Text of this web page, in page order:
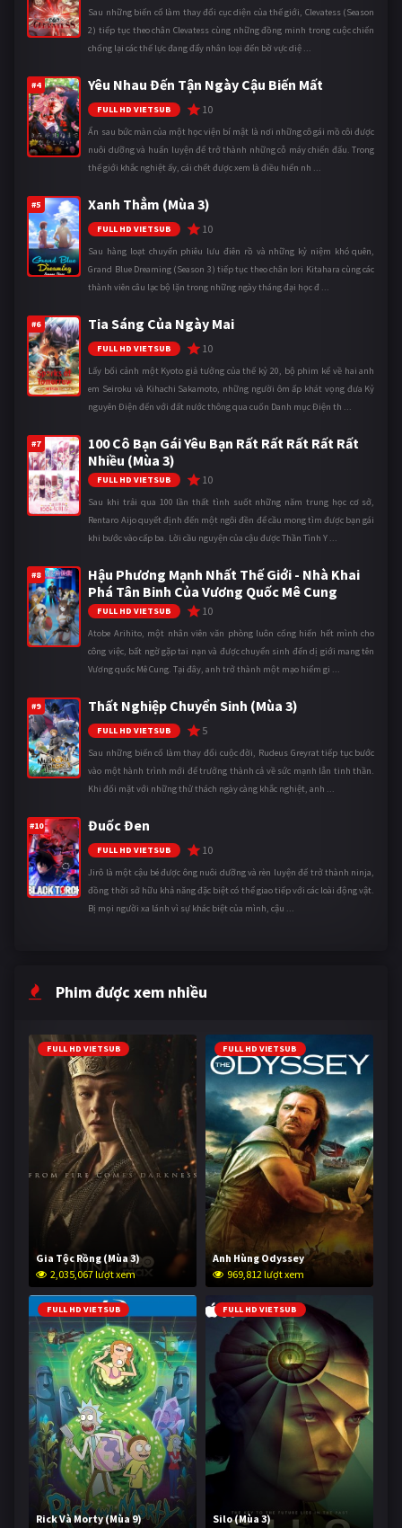
Sau những biến cố làm thay đổi cục diện của thế giới, Clevatess (Season
2) tiếp tục theo chân Clevatess cùng những đồng minh trong cuộc chiến
chống lại các thế lực đang đẩy nhân loại đến bờ vực diệ ...
#4 Yêu Nhau Đến Tận Ngày Cậu Biến Mất
FULL HD VIETSUB 10
Ẩn sau bức màn của một học viện bí mật là nơi những cô gái mồ côi được
nuôi dưỡng và huấn luyện để trở thành những cỗ máy chiến đấu. Trong
thế giới khắc nghiệt ấy, cái chết được xem là điều hiển nh ...
#5 Xanh Thẳm (Mùa 3)
FULL HD VIETSUB 10
Sau hàng loạt chuyến phiêu lưu điên rồ và những kỷ niệm khó quên,
Grand Blue Dreaming (Season 3) tiếp tục theo chân Iori Kitahara cùng các
thành viên câu lạc bộ lặn trong những ngày tháng đại học đ ...
#6 Tia Sáng Của Ngày Mai
FULL HD VIETSUB 10
Lấy bối cảnh một Kyoto giả tưởng của thế kỷ 20, bộ phim kể về hai anh
em Seiroku và Kihachi Sakamoto, những người ôm ấp khát vọng đưa Kỷ
nguyên Điện đến với đất nước thông qua cuốn Danh mục Điện th ...
#7
100 Cô Bạn Gái Yêu Bạn Rất Rất Rất Rất Rất
Nhiều (Mùa 3)
FULL HD VIETSUB 10
Sau khi trải qua 100 lần thất tình suốt những năm trung học cơ sở,
Rentaro Aijo quyết định đến một ngôi đền để cầu mong tìm được bạn gái
khi bước vào cấp ba. Lời cầu nguyện của cậu được Thần Tình Y ...
#8
Hậu Phương Mạnh Nhất Thế Giới - Nhà Khai
Phá Tân Binh Của Vương Quốc Mê Cung
FULL HD VIETSUB 10
Atobe Arihito, một nhân viên văn phòng luôn cống hiến hết mình cho
công việc, bất ngờ gặp tai nạn và được chuyển sinh đến dị giới mang tên
Vương quốc Mê Cung. Tại đây, anh trở thành một mạo hiểm gi ...
#9 Thất Nghiệp Chuyển Sinh (Mùa 3)
FULL HD VIETSUB 5
Sau những biến cố làm thay đổi cuộc đời, Rudeus Greyrat tiếp tục bước
vào một hành trình mới để trưởng thành cả về sức mạnh lẫn tinh thần.
Khi đối mặt với những thử thách ngày càng khắc nghiệt, anh ...
#10 Đuốc Đen
FULL HD VIETSUB 10
Jirô là một cậu bé được ông nuôi dưỡng và rèn luyện để trở thành ninja,
đồng thời sở hữu khả năng đặc biệt có thể giao tiếp với các loài động vật.
Bị mọi người xa lánh vì sự khác biệt của mình, cậu ...
Phim được xem nhiều
FULL HD VIETSUB
Gia Tộc Rồng (Mùa 3)
2,035,067 lượt xem
FULL HD VIETSUB
Anh Hùng Odyssey
969,812 lượt xem
FULL HD VIETSUB
Rick Và Morty (Mùa 9)
FULL HD VIETSUB
Silo (Mùa 3)